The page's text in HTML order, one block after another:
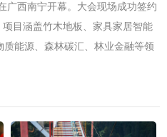
青海 宁夏
广西南宁开幕。大会现场成功签约
目涵盖竹木地板、家具家居智能
能源、森林碳汇、林业金融等领